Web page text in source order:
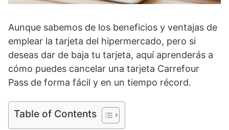
Aunque sabemos de los beneficios y ventajas de
emplear la tarjeta del hipermercado, pero si
deseas dar de baja tu tarjeta, aquí aprenderás a
cómo puedes cancelar una tarjeta Carrefour
Pass de forma fácil y en un tiempo récord.
Table of Contents